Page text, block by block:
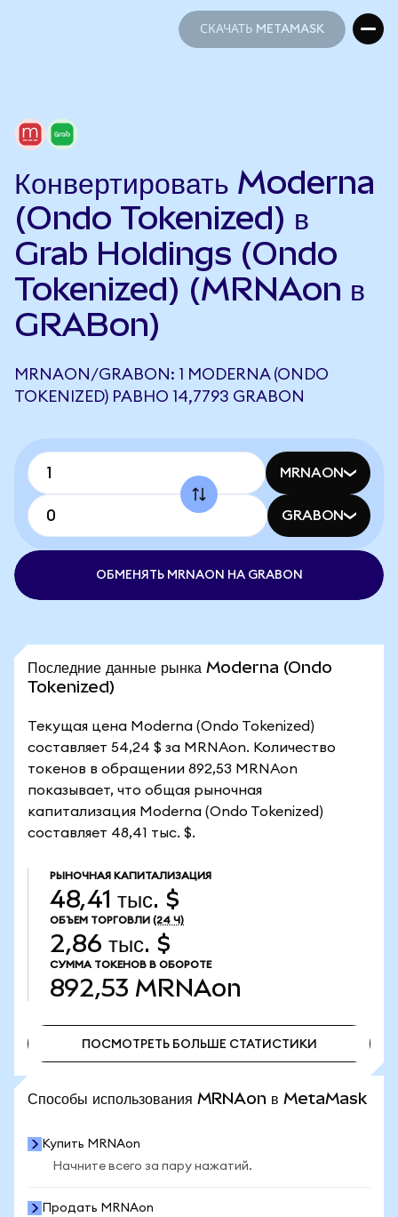
СКАЧАТЬ METAMASK
Конвертировать Moderna
(Ondo Tokenized) в
Grab Holdings (Ondo
Tokenized) (MRNAon в
GRABon)
MRNAON/GRABON: 1 MODERNA (ONDO
TOKENIZED) РАВНО 14,7793 GRABON
MRNAON
GRABON
ОБМЕНЯТЬ MRNAON НА GRABON
Последние данные рынка Moderna (Ondo
Tokenized)
Текущая цена Moderna (Ondo Tokenized)
составляет 54,24 $ за MRNAon. Количество
токенов в обращении 892,53 MRNAon
показывает, что общая рыночная
капитализация Moderna (Ondo Tokenized)
составляет 48,41 тыс. $.
РЫНОЧНАЯ КАПИТАЛИЗАЦИЯ
48,41 тыс. $
ОБЪЕМ ТОРГОВЛИ (24 Ч)
2,86 тыс. $
СУММА ТОКЕНОВ В ОБОРОТЕ
892,53 MRNAon
ПОСМОТРЕТЬ БОЛЬШЕ СТАТИСТИКИ
Способы использования MRNAon в MetaMask
Купить MRNAon
Начните всего за пару нажатий.
Продать MRNAon